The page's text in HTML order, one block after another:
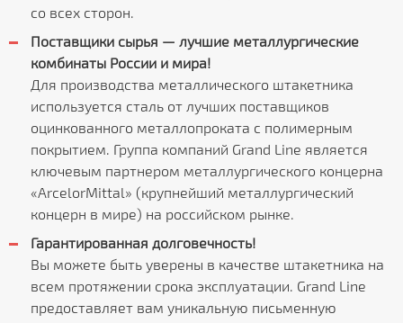
со всех сторон.
Поставщики сырья — лучшие металлургические
комбинаты России и мира!
Для производства металлического штакетника
используется сталь от лучших поставщиков
оцинкованного металлопроката с полимерным
покрытием. Группа компаний Grand Line является
ключевым партнером металлургического концерна
«ArcelorMittal» (крупнейший металлургический
концерн в мире) на российском рынке.
Гарантированная долговечность!
Вы можете быть уверены в качестве штакетника на
всем протяжении срока эксплуатации. Grand Line
предоставляет вам уникальную письменную